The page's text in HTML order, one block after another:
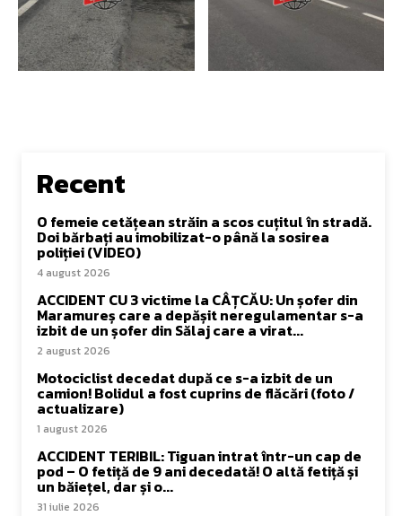
Recent
O femeie cetățean străin a scos cuțitul în stradă.
Doi bărbați au imobilizat-o până la sosirea
poliției (VIDEO)
4 august 2026
ACCIDENT CU 3 victime la CÂȚCĂU: Un șofer din
Maramureș care a depășit neregulamentar s-a
izbit de un șofer din Sălaj care a virat...
2 august 2026
Motociclist decedat după ce s-a izbit de un
camion! Bolidul a fost cuprins de flăcări (foto /
actualizare)
1 august 2026
ACCIDENT TERIBIL: Tiguan intrat într-un cap de
pod – O fetiță de 9 ani decedată! O altă fetiță și
un băiețel, dar și o...
31 iulie 2026